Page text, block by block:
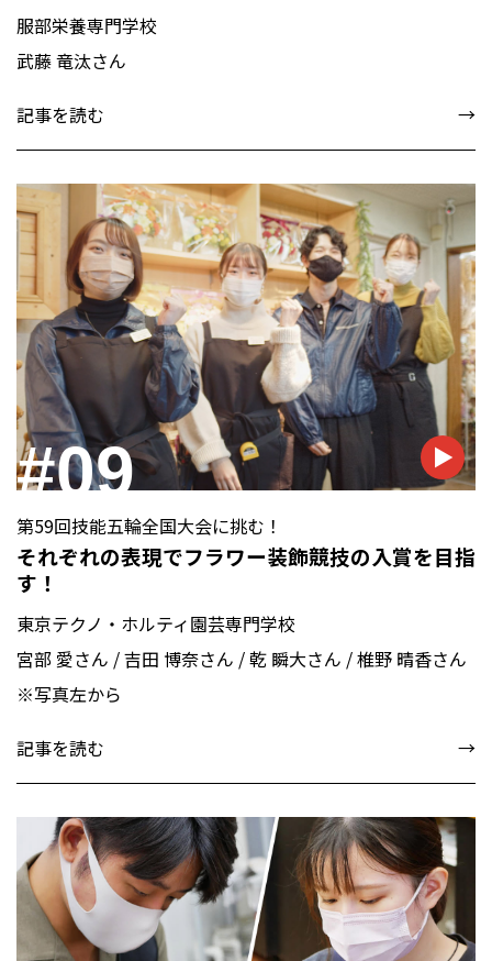
服部栄養専門学校
武藤 竜汰さん
記事を読む
#09
第59回技能五輪全国大会に挑む！
それぞれの表現でフラワー装飾競技の入賞を目指
す！
東京テクノ・ホルティ園芸専門学校
宮部 愛さん / 吉田 博奈さん / 乾 瞬大さん / 椎野 晴香さん
※写真左から
記事を読む